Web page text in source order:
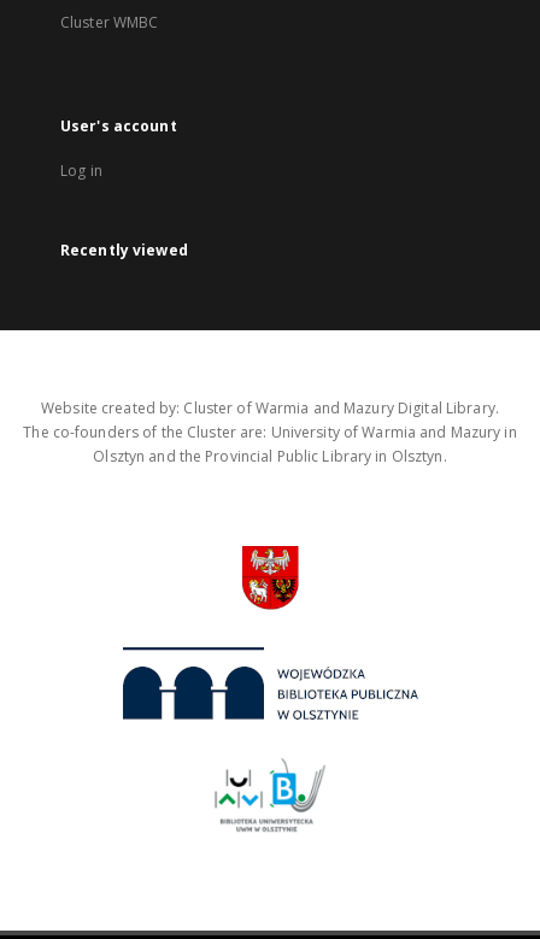
Cluster WMBC
User's account
Log in
Recently viewed
Website created by: Cluster of Warmia and Mazury Digital Library.
The co-founders of the Cluster are: University of Warmia and Mazury in
Olsztyn and the Provincial Public Library in Olsztyn.